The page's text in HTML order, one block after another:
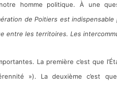
homme politique. À une
de Poitiers est
entre les territoires. Les
La première c’est que
»). La deuxième c’est